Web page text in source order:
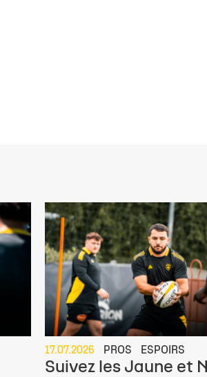
17.07.2026 PROS ESPOIRS
Suivez les Jaune et